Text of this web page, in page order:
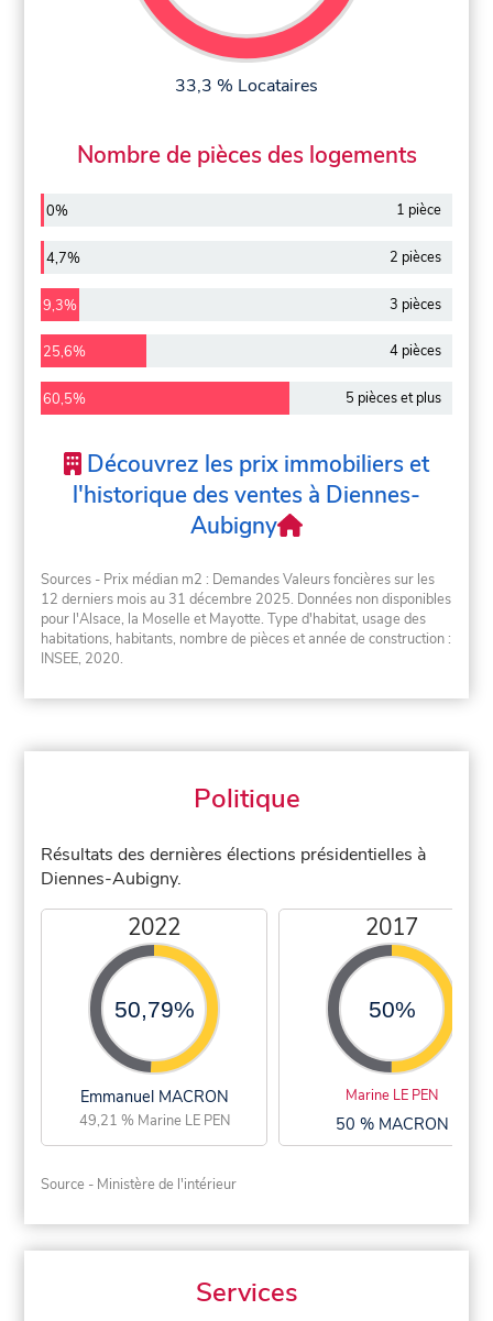
33,3 % Locataires
Nombre de pièces des logements
0% 1 pièce
4,7% 2 pièces
9,3% 3 pièces
25,6% 4 pièces
60,5% 5 pièces et plus
Découvrez les prix immobiliers et
l'historique des ventes à Diennes-
Aubigny
Sources - Prix médian m2 : Demandes Valeurs foncières sur les
12 derniers mois au 31 décembre 2025. Données non disponibles
pour l'Alsace, la Moselle et Mayotte. Type d'habitat, usage des
habitations, habitants, nombre de pièces et année de construction :
INSEE, 2020.
Politique
Résultats des dernières élections présidentielles à
Diennes-Aubigny.
2022
50,79%
Emmanuel MACRON
49,21 % Marine LE PEN
2017
50%
Marine LE PEN
50 % MACRON
Source - Ministère de l'intérieur
Services